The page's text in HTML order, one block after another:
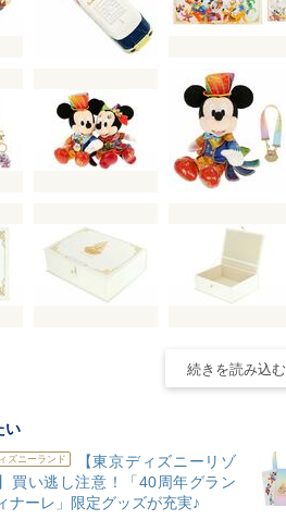
続きを読み込む
い
ズニーランド
【東京ディズニーリゾ
買い逃し注意！「40周年グラン
ナーレ」限定グッズが充実♪